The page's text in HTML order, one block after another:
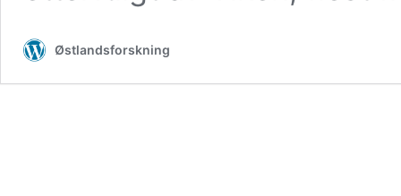
Østlandsforskning